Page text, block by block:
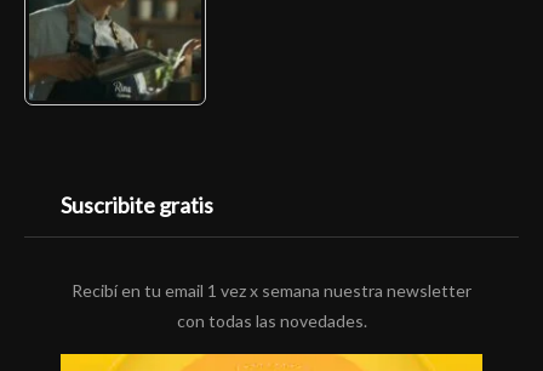
Suscribite gratis
Recibí en tu email 1 vez x semana nuestra newsletter
con todas las novedades.